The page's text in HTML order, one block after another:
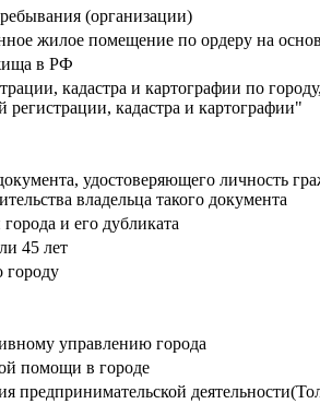
(организации)
жилое помещение по ордеру на
в РФ
кадастра и картографии по
регистрации, кадастра и картографии"
удостоверяющего личность
владельца такого документа
и его дубликата
45 лет
городу
управлению города
помощи в городе